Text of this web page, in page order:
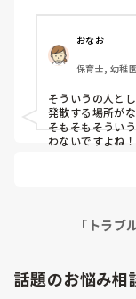
「〇〇先生〜が
とか、、
なんだかこどもの
どこにでもいるん
おなお
保育士, 幼稚
そういうの人と
発散する場所が
そもそもそうい
わないですよね！
「トラブ
話題のお悩み相